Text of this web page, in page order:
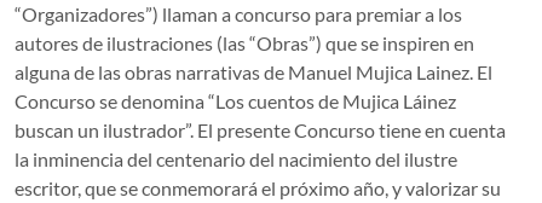
“Organizadores”) llaman a concurso para premiar a los
autores de ilustraciones (las “Obras”) que se inspiren en
alguna de las obras narrativas de Manuel Mujica Lainez. El
Concurso se denomina “Los cuentos de Mujica Láinez
buscan un ilustrador”. El presente Concurso tiene en cuenta
la inminencia del centenario del nacimiento del ilustre
escritor, que se conmemorará el próximo año, y valorizar su